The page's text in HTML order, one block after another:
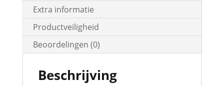
Extra informatie
Productveiligheid
Beoordelingen (0)
Beschrijving